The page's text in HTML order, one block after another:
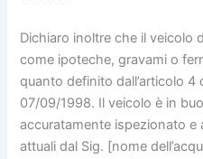
Dichiaro inoltre che il veicolo
come ipoteche, gravami o
quanto definito dall’articolo 4
07/09/1998. Il veicolo è in
accuratamente ispezionato
attuali dal Sig. [nome